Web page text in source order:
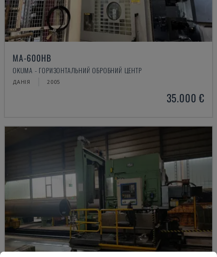
MA-600HB
OKUMA - ГОРИЗОНТАЛЬНИЙ ОБРОБНИЙ ЦЕНТР
ДАНІЯ 2005
35.000 €